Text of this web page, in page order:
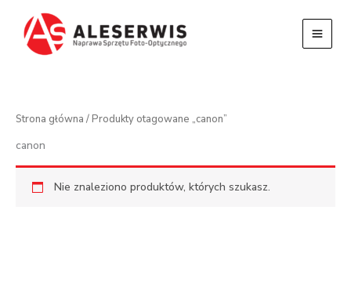
treści
Strona główna / Produkty otagowane „canon”
canon
Nie znaleziono produktów, których szukasz.